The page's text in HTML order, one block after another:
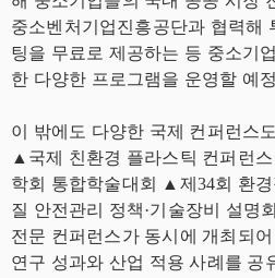
중소벤처기업진흥공단과 협력해
팅을 무료로 제공하는 등 중소기
한 다양한 프로그램을 운영할 예
이 밖에도 다양한 국제 컨퍼런스
▲국제 친환경 플라스틱 컨퍼런
학회 통합학술대회 ▲제34회 환
질 안전관리 정책·기술장비 설명
전문 컨퍼런스가 동시에 개최되
연구 성과와 산업 적용 사례를 공